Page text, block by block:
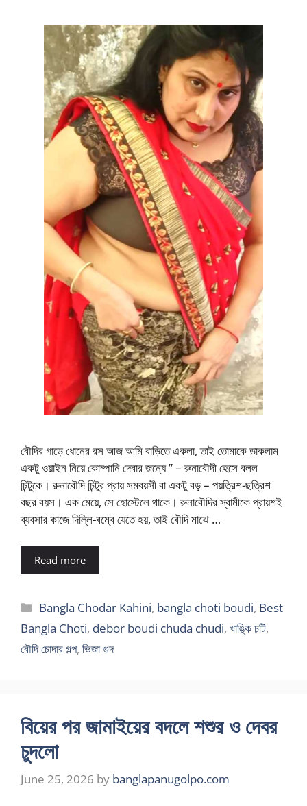
বৌদির গাড়ে ধোনের রস আজ আমি বাড়িতে একলা, তাই তোমাকে ডাকলাম
একটু ওয়াইন নিয়ে কোম্পানি দেবার জন্যে ” – রুনাবৌদী হেসে বলল
চিন্টুকে। রুনাবৌদি চিন্টুর প্রায় সমবয়সী বা একটু বড় – পয়ত্রিশ-ছত্রিশ
বছর বয়স। এক মেয়ে, সে হোস্টেলে থাকে। রুনাবৌদির স্বামীকে প্রায়শই
ব্যবসার কাজে দিল্লি-বম্বে যেতে হয়, তাই বৌদি মাঝে …
Read more
Categories
Bangla Chodar Kahini, bangla choti boudi, Best
Bangla Choti, debor boudi chuda chudi, খাঙ্কি চটি,
বৌদি চোদার গল্প, ভিজা গুদ
বিয়ের পর জামাইয়ের বদলে শশুর ও দেবর
চুদলো
June 25, 2026 by banglapanugolpo.com